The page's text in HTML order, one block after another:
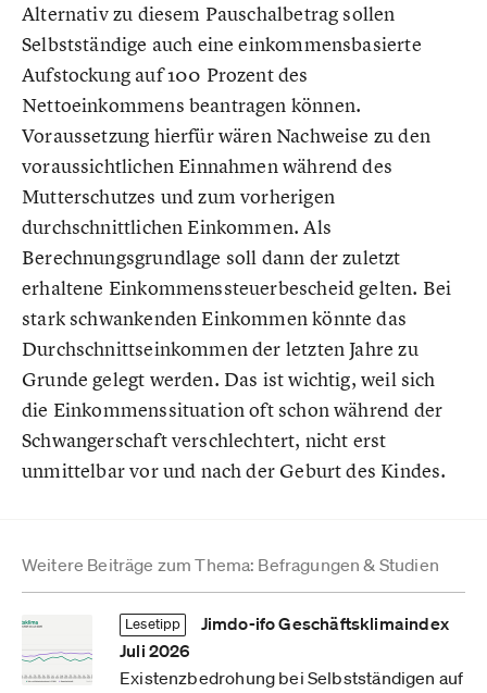
Alternativ zu diesem Pauschalbetrag sollen
Selbstständige auch eine einkommensbasierte
Aufstockung auf 100 Prozent des
Nettoeinkommens beantragen können.
Voraussetzung hierfür wären Nachweise zu den
voraussichtlichen Einnahmen während des
Mutterschutzes und zum vorherigen
durchschnittlichen Einkommen. Als
Berechnungsgrundlage soll dann der zuletzt
erhaltene Einkommenssteuerbescheid gelten. Bei
stark schwankenden Einkommen könnte das
Durchschnittseinkommen der letzten Jahre zu
Grunde gelegt werden. Das ist wichtig, weil sich
die Einkommenssituation oft schon während der
Schwangerschaft verschlechtert, nicht erst
unmittelbar vor und nach der Geburt des Kindes.
Weitere Beiträge zum Thema: Befragungen & Studien
Lesetipp
Jimdo-ifo Geschäftsklimaindex
Juli 2026
Existenzbedrohung bei Selbstständigen auf